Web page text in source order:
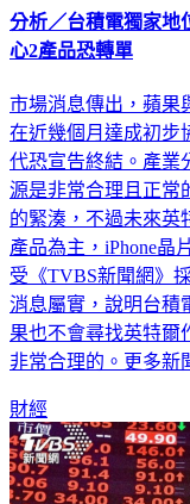
分析／台積電獨家地
市場消息傳出，蘋果
在近幾個月達成初步
代恐宣告終結。產業
源是非常合理且正常
的緊湊，不過未來英
產品為主，iPhone晶
受《TVBS新聞網》
消息屬實，說明台積
果也不會尋找英特爾
財經